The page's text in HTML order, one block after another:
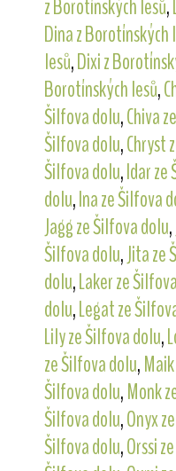
z Borotínských lesů,
Dina z Borotínských
lesů,Dixi z
Borotínských lesů,
Šilfova dolu,Chiva
Šilfova dolu,Chryst
Šilfova dolu,Idar
dolu,Ina ze Šilfova
Jagg ze Šilfova dolu,
Šilfova dolu,Jita ze
dolu,Laker ze
dolu,Legat ze
Lily ze Šilfova dolu,
ze Šilfova dolu,
Šilfova dolu,Monk
Šilfova dolu,Onyx
Šilfova dolu,Orssi